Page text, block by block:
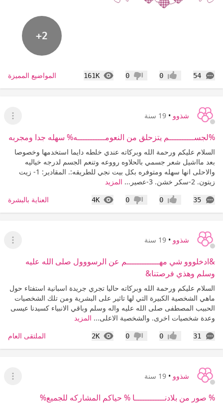
+2
54
التعليقات إعجاب0 عدم إعجاب
0
161K
المشاهدات المواضيع المميزة
شذوو • 19 سنة
عرض
%لجســــــــــم يتزحلق من النعومـــــــــــه% سهله جدا ومجربه
السلام عليكم ورحمة الله وبركاته عندي خلطه دايما استخدمها وخصوصا
بعد مااشيل شعر جسمي بالحلاوه رووعه وتنعم الجسم لدرجه خياليه
والاحلى انها سهله ومتوفره بكل بيت نجي للطريقه:. المقادير: 1- زيت
زيتون. 2-سكر خشن. 3-عصير...
المزيد
35
التعليقات إعجاب0 عدم إعجاب
0
4K
المشاهدات العناية بالبشرة
شذوو • 19 سنة
عرض
&ادخلووو شي مهـــــــــــــم عن الرسووول صلى الله عليه
وسلم وهذي فرصتنا&
السلام عليكم ورحمة الله وبركاته حاليا تجري جريدة اسبانية استفتاء حول
ماهي الشخصية الكبيرة التي لها تاثير على البشرية ومن تلك الشخصيات
الحبيب المصطفى صلى الله عليه واله وسلم وباقي الانبياء كسيدنا عيسى
وعدة شخصيات اخرى. والشخصية الاعلى... المزيد
31
التعليقات إعجاب0 عدم إعجاب
0
2K
المشاهدات الملتقى العام
شذوو • 19 سنة
عرض
% صور من بلادنــــــــــــا % حياكم المشاركه للجميع%